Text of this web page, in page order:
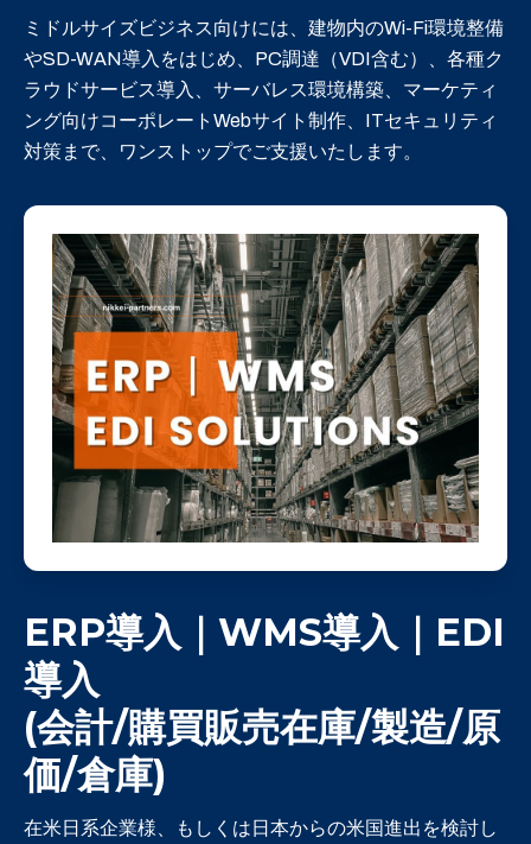
ミドルサイズビジネス向けには、建物内のWi-Fi環境整備
やSD-WAN導入をはじめ、PC調達（VDI含む）、各種ク
ラウドサービス導入、サーバレス環境構築、マーケティ
ング向けコーポレートWebサイト制作、ITセキュリティ
対策まで、ワンストップでご支援いたします。
ERP導入｜WMS導入 ｜EDI
導入
(会計/購買販売在庫/製造/原
価/倉庫)
在米日系企業様、もしくは日本からの米国進出を検討し